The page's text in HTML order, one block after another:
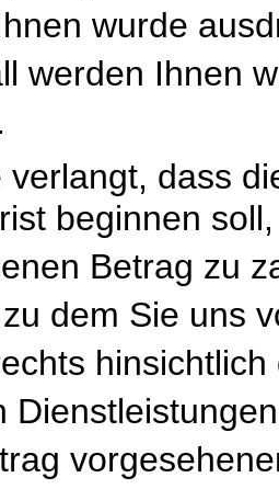
wurde
werden Ihnen
verlangt, dass
beginnen
Betrag zu
dem Sie uns